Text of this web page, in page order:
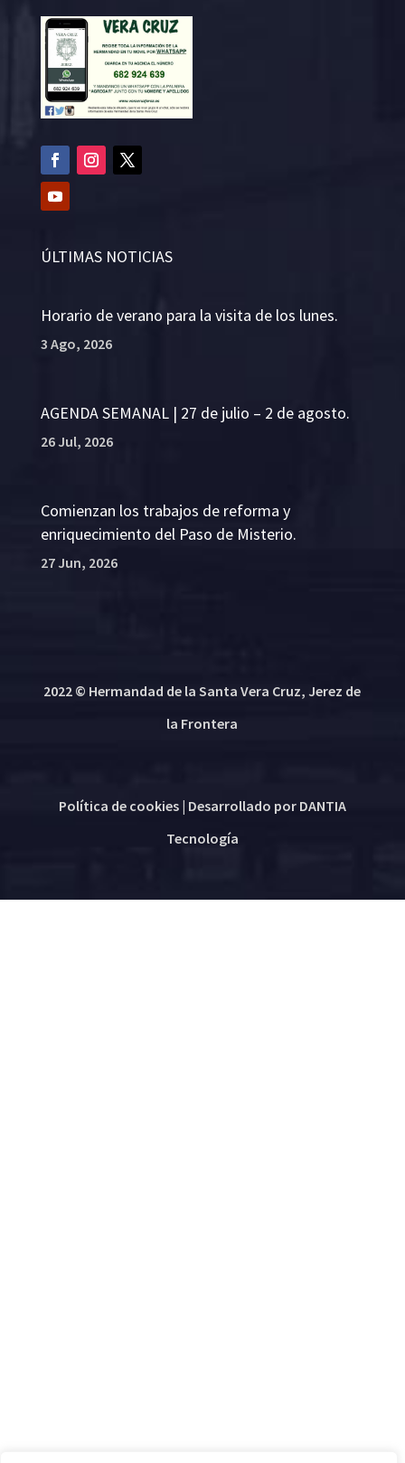
ÚLTIMAS NOTICIAS
Horario de verano para la visita de los lunes.
3 Ago, 2026
AGENDA SEMANAL | 27 de julio – 2 de agosto.
26 Jul, 2026
Comienzan los trabajos de reforma y
enriquecimiento del Paso de Misterio.
27 Jun, 2026
2022 © Hermandad de la Santa Vera Cruz, Jerez de
la Frontera
Política de cookies| Desarrollado por DANTIA
Tecnología